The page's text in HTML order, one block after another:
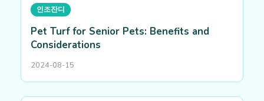
인조잔디
Pet Turf for Senior Pets: Benefits and
Considerations
2024-08-15